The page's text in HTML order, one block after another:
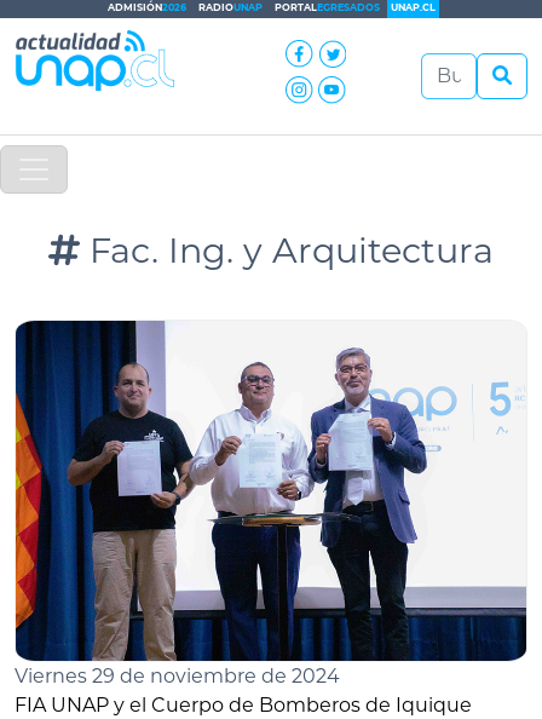
ADMISIÓN2026 RADIOUNAP PORTALEGRESADOS UNAP.CL
Fac. Ing. y Arquitectura
Viernes 29 de noviembre de 2024
FIA UNAP y el Cuerpo de Bomberos de Iquique